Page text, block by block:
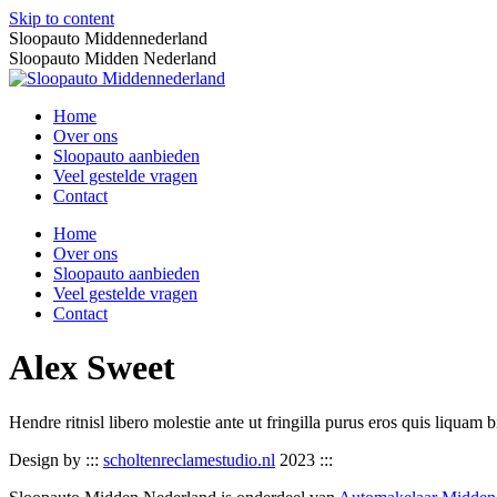
Skip to content
Sloopauto Middennederland
Sloopauto Midden Nederland
Home
Over ons
Sloopauto aanbieden
Veel gestelde vragen
Contact
Home
Over ons
Sloopauto aanbieden
Veel gestelde vragen
Contact
Alex Sweet
Hendre ritnisl libero molestie ante ut fringilla purus eros quis liquam
Design by ::: scholtenreclamestudio.nl 2023 :::